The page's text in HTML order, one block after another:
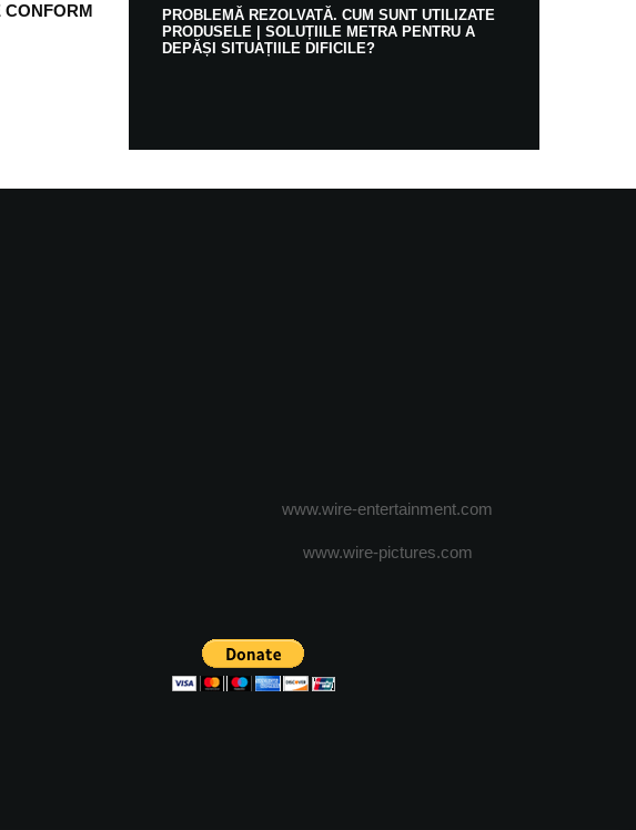
CONFORM
PROBLEMĂ REZOLVATĂ. CUM SUNT UTILIZATE
PRODUSELE | SOLUȚIILE METRA PENTRU A
DEPĂȘI SITUAȚIILE DIFICILE?
www.wire-entertainment.com
www.wire-pictures.com